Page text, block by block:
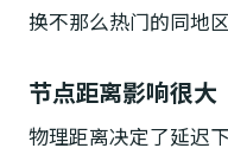
换不那么热门的同地
节点距离影响很大
物理距离决定了延迟